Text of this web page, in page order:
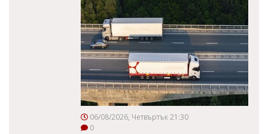
06/08/2026, Четвъртък 21:30
0